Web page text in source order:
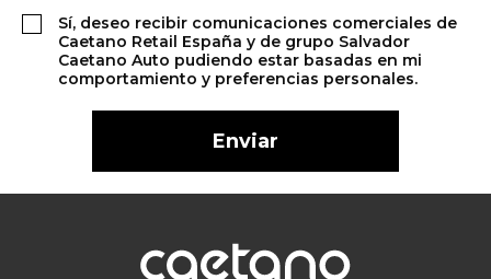
Sí, deseo recibir comunicaciones comerciales de
Caetano Retail España y de grupo Salvador
Caetano Auto pudiendo estar basadas en mi
comportamiento y preferencias personales.